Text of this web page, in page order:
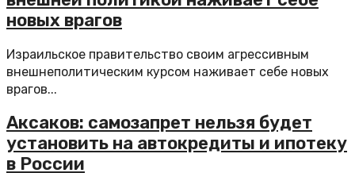
новых врагов
Израильское правительство своим агрессивным
внешнеполитическим курсом наживает себе новых
врагов...
Аксаков: самозапрет нельзя будет
установить на автокредиты и ипотеку
в России